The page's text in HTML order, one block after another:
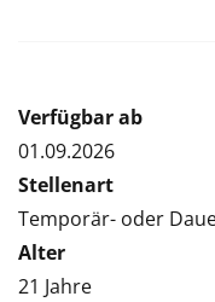
Verfügbar ab
01.09.2026
Stellenart
Temporär- oder
Alter
21 Jahre